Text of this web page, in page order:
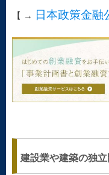
【 → 日本政策金融
建設業や建築の独立